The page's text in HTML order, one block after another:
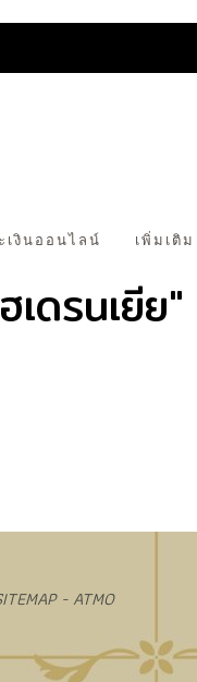
เงินออนไลน์ เพิ่มเติม
ดรนเยีย"
- ATMO